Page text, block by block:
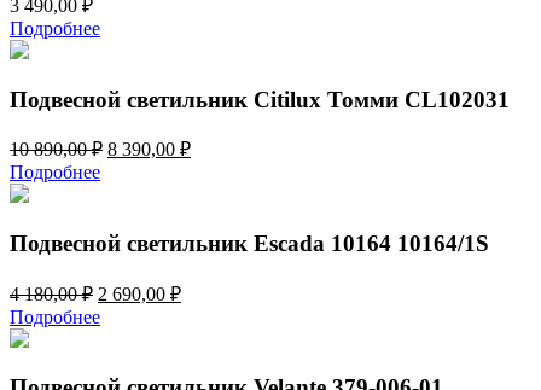
3 490,00 ₽
Подробнее
Подвесной светильник Citilux Томми CL102031
10 890,00₽ Первоначальная
890,00 ₽.
8 390,00 ₽Текущая
Подробнее
Подвесной светильник Escada 10164 10164/1S
4 180,00₽ Первоначальная
цена
составляла
180,00 ₽.
2 690,00 ₽Текущая
Подробнее